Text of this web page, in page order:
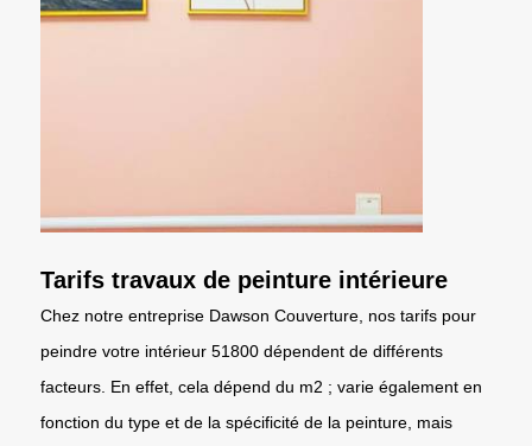
Tarifs travaux de peinture intérieure
Chez notre entreprise Dawson Couverture, nos tarifs pour
peindre votre intérieur 51800 dépendent de différents
facteurs. En effet, cela dépend du m2 ; varie également en
fonction du type et de la spécificité de la peinture, mais